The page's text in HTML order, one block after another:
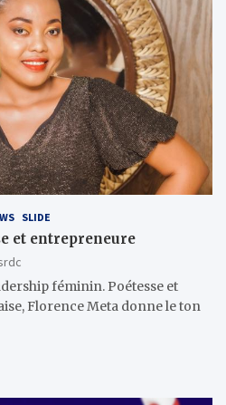
SLIDE
et entrepreneure
féminin. Poétesse et
Florence Meta donne le ton